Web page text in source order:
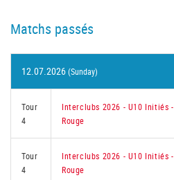
Matchs passés
12.07.2026(Sunday)
Tour
4
Interclubs 2026 - U10 Initiés -
Rouge
Tour
4
Interclubs 2026 - U10 Initiés -
Rouge